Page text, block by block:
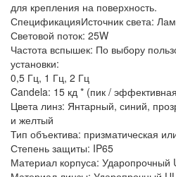
для крепления на поверхность.
СпецификацияИсточник света:
Световой поток: 25W
Частота вспышек: По выбору
установки:
0,5 Гц, 1 Гц, 2 Гц
Candela: 15 кд * (пик /
Цвета линз: Янтарный, синий,
и желтый
Тип объектива: призматическая
Степень защиты: IP65
Материал корпуса: Ударопрочный